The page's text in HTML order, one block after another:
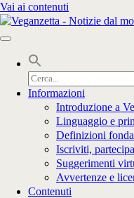
Vai ai contenuti
Cerca
per:
Informazioni
Introduzione a
Linguaggio e
Definizioni
Iscriviti,
Suggerimenti
Avvertenze e
Contenuti